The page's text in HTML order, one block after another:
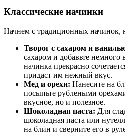
Классические начинки
Начнем с традиционных начинок,
Творог с сахаром и
сахаром и добавьте немного
начинка прекрасно
придаст им нежный вкус.
Мед и орехи: Нанесите на
посыпьте рублеными
вкусное, но и полезное.
Шоколадная паста: Для
шоколадная паста или
на блин и сверните его в